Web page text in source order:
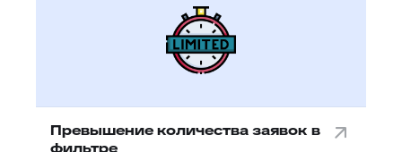
Превышение количества заявок в
фильтре